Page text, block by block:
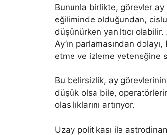
Bununla birlikte, görevler
eğiliminde olduğundan,
düşünürken yanıltıcı
Ay’ın parlamasından
etme ve izleme yeteneğine
Bu belirsizlik, ay
düşük olsa bile,
olasılıklarını artırıyor.
Uzay politikası ile